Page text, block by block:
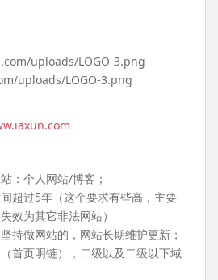
uploads/LOGO-3.png
：个人网站/博客；
超过5年（这个要求有些高，主要
效为其它非法网站）
持做网站的，网站长期维护更新；
首页明链），二级以及二级以下域